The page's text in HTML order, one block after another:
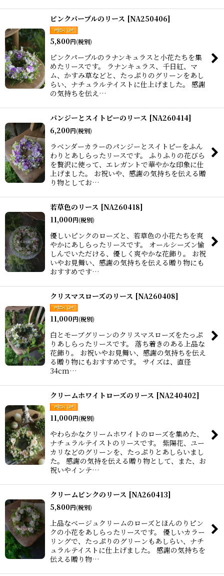
ピンクパープルのリース [NA250406]
5,800円(税別)
ピンクパープルのラナンキュラスと小花たちを集
めたリースです。 ラナンキュラス、千日紅、マ
ム、かすみ草などと、たっぷりのグリーンをあし
らい、ナチュラルテイストに仕上げました。 感謝
の気持ちを伝え…
パンジーとスイトピーのリース [NA260414]
6,200円(税別)
ラベンダーカラーのパンジーとスイトピーをふん
わりとあしらったリースです。 ふりふりの花びら
を贅沢に使って、エレガントで華やかな印象に仕
上げました。 お祝いや、感謝の気持ちを伝える贈
り物としてお…
若草色のリース [NA260418]
11,000円(税別)
優しいピンクのローズと、若草色の小花たちを爽
やかにあしらったリースです。 オールシーズン愉
しんでいただける、優しく爽やかな花飾り。 お祝
いやお見舞い、感謝の気持ちを伝える贈り物にも
おすすめです…
クリスマスローズのリース [NA260408]
11,000円(税別)
白とモーブグリーンのクリスマスローズをたっぷ
りあしらったリースです。 落ち着きのある上品な
花飾り。 お祝いやお見舞い、感謝の気持ちを伝え
る贈り物にもおすすめです。 サイズは、直径
34cm…
クリームホワイトローズのリース [NA240402]
11,000円(税別)
やわらかなクリームホワイトのローズを集めた、
ナチュラルテイストのリースです。 紫陽花、ユー
カリなどのグリーンを、たっぷりとあしらいまし
た。 感謝の気持を伝える贈り物として、また、お
祝いやインテ…
クリームピンクのリース [NA260413]
5,800円(税別)
上品なベージュクリームのローズとほんのりピン
クの小花をあしらったリースです。 優しいカラー
リングで、たっぷりのグリーンもあしらい、ナチ
ュラルテイストに仕上げました。 感謝の気持ちを
伝える贈り物…